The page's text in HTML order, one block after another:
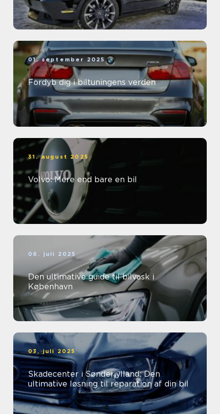
01. september 2025
Fordyb dig i biltuningens verden
31. august 2025
Volvo: Mere end bare en bil
06. juli 2025
Den ultimative guide til bilvask i
København
03. juli 2025
Skadecenter i Sønderjylland: Den
ultimative løsning til reparation af din bil